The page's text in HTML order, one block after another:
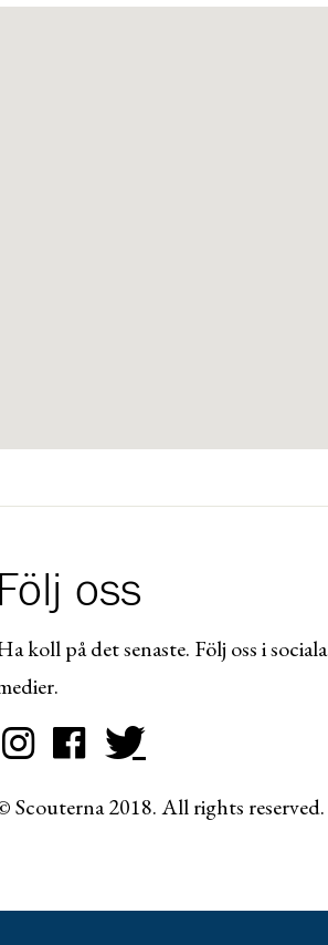
Följ oss
koll på det senaste. Följ oss i sociala
Scouterna 2018. All rights reserved.